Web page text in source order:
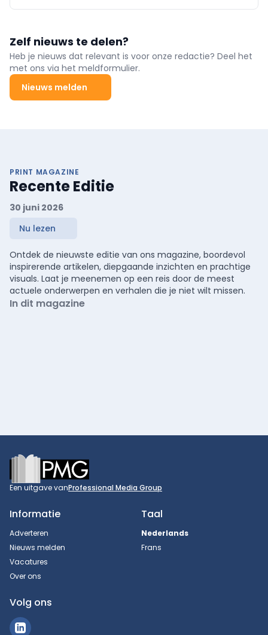
Zelf nieuws te delen?
Heb je nieuws dat relevant is voor onze redactie? Deel het
met ons via het meldformulier.
Nieuws melden
PRINT MAGAZINE
Recente Editie
30 juni 2026
Nu lezen
Ontdek de nieuwste editie van ons magazine, boordevol
inspirerende artikelen, diepgaande inzichten en prachtige
visuals. Laat je meenemen op een reis door de meest
actuele onderwerpen en verhalen die je niet wilt missen.
In dit magazine
Footer
Een uitgave vanProfessional Media Group
Informatie
Adverteren
Nieuws melden
Vacatures
Over ons
Taal
Nederlands
Frans
Volg ons